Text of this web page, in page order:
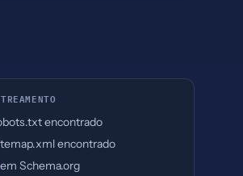
encontrado
encontrado
Schema.org